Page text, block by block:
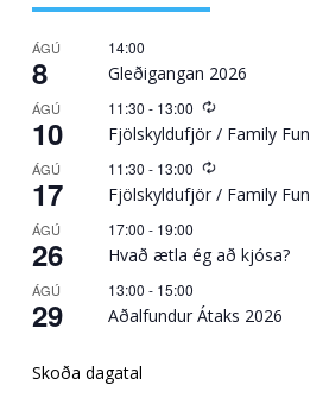
ÁGÚ
8
14:00
Gleðigangan 2026
ÁGÚ
10
11:30 - 13:00
Recurring
Fjölskyldufjör / Family Fun
ÁGÚ
17
11:30 - 13:00
Recurring
Fjölskyldufjör / Family Fun
ÁGÚ
26
17:00 - 19:00
Hvað ætla ég að kjósa?
ÁGÚ
29
13:00 - 15:00
Aðalfundur Átaks 2026
Skoða dagatal